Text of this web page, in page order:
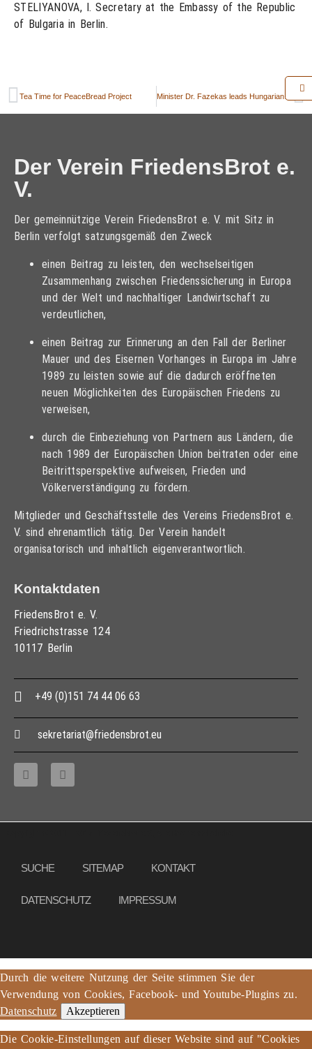
STELIYANOVA, I. Secretary at the Embassy of the Republic
of Bulgaria in Berlin.
Tea Time for PeaceBread Project Minister Dr. Fazekas leads Hungarian Delegation to PeaceBread Conference
Der Verein FriedensBrot e.
V.
Der gemeinnützige Verein FriedensBrot e. V. mit Sitz in
Berlin verfolgt satzungsgemäß den Zweck
einen Beitrag zu leisten, den wechselseitigen
Zusammenhang zwischen Friedenssicherung in Europa
und der Welt und nachhaltiger Landwirtschaft zu
verdeutlichen,
einen Beitrag zur Erinnerung an den Fall der Berliner
Mauer und des Eisernen Vorhanges in Europa im Jahre
1989 zu leisten sowie auf die dadurch eröffneten
neuen Möglichkeiten des Europäischen Friedens zu
verweisen,
durch die Einbeziehung von Partnern aus Ländern, die
nach 1989 der Europäischen Union beitraten oder eine
Beitrittsperspektive aufweisen, Frieden und
Völkerverständigung zu fördern.
Mitglieder und Geschäftsstelle des Vereins FriedensBrot e.
V. sind ehrenamtlich tätig. Der Verein handelt
organisatorisch und inhaltlich eigenverantwortlich.
Kontaktdaten
FriedensBrot e. V.
Friedrichstrasse 124
10117 Berlin
+49 (0)151 74 44 06 63
sekretariat@friedensbrot.eu
SUCHE SITEMAP KONTAKT
DATENSCHUTZ IMPRESSUM
Durch die weitere Nutzung der Seite stimmen Sie der
Verwendung von Cookies, Facebook- und Youtube-Plugins zu.
Datenschutz
Akzeptieren
Die Cookie-Einstellungen auf dieser Website sind auf "Cookies